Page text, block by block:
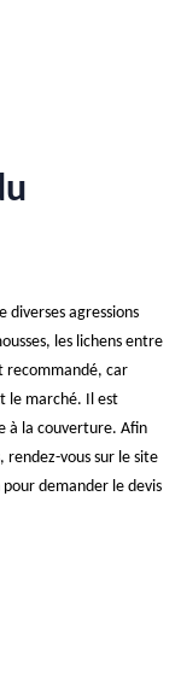
agressions
les lichens entre
recommandé, car
le marché. Il est
à la couverture. Afin
vous sur le site
demander le devis